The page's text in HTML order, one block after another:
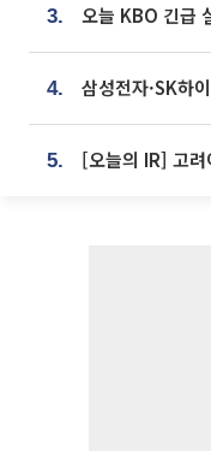
3. 오늘 KBO 긴급
4. 삼성전자·SK하
5. [오늘의 IR] 고려